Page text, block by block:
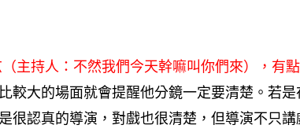
主持人：不然我們今天幹嘛叫你們來），有點
較大的場面就會提醒他分鏡一定要清楚。若是
很認真的導演，對戲也很清楚，但導演不只講